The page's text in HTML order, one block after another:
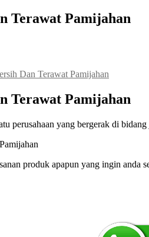
Terawat Pamijahan
Dan Terawat Pamijahan
Terawat Pamijahan
yang bergerak di bidang
produk apapun yang ingin